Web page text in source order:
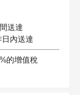
送達
內送達
的增值稅